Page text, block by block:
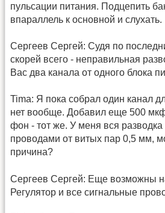
пульсации питания. Подцепить
впараллель к основной и слухать.
Сергеев Сергей: Судя по
скорей всего - неправильная
Вас два канала от одного блока
Tima: Я пока собрал один канал
нет вообще. Добавил еще 500
фон - тот же. У меня вся
проводами от витых пар 0,5 мм,
причина?
Сергеев Сергей: Еще возможны
Регулятор и все сигнальные